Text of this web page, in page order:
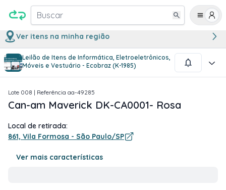
Buscar
Ver itens na minha região
Leilão de Itens de Informática, Eletroeletrônicos,
Móveis e Vestuário - Ecobraz (K-1985)
1/2
Lote 008 | Referência aa-49285
Can-am Maverick DK-CA0001- Rosa
Local de retirada:
861, Vila Formosa - São Paulo/SP
Ver mais características